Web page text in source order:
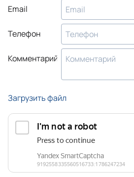
Email
Телефон
Комментарий
Загрузить файл